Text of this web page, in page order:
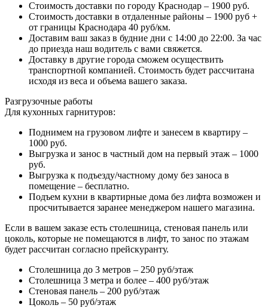
Стоимость доставки по городу Краснодар – 1900 руб.
Стоимость доставки в отдаленные районы – 1900 руб +
от границы Краснодара 40 руб/км.
Доставим ваш заказ в будние дни с 14:00 до 22:00. За час
до приезда наш водитель с вами свяжется.
Доставку в другие города сможем осуществить
транспортной компанией. Стоимость будет рассчитана
исходя из веса и объема вашего заказа.
Разгрузочные работы
Для кухонных гарнитуров:
Поднимем на грузовом лифте и занесем в квартиру –
1000 руб.
Выгрузка и занос в частный дом на первый этаж – 1000
руб.
Выгрузка к подъезду/частному дому без заноса в
помещение – бесплатно.
Подъем кухни в квартирные дома без лифта возможен и
просчитывается заранее менеджером нашего магазина.
Если в вашем заказе есть столешница, стеновая панель или
цоколь, которые не помещаются в лифт, то занос по этажам
будет рассчитан согласно прейскуранту.
Столешница до 3 метров – 250 руб/этаж
Столешница 3 метра и более – 400 руб/этаж
Стеновая панель – 200 руб/этаж
Цоколь – 50 руб/этаж